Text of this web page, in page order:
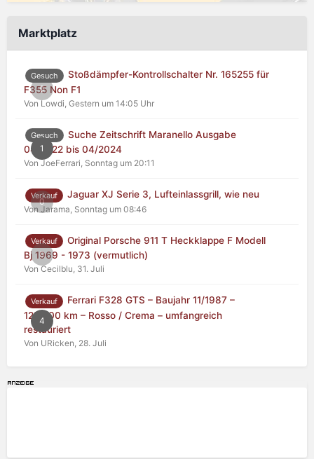
Marktplatz
0
Gesuch
Stoßdämpfer-Kontrollschalter Nr. 165255 für
F355 Non F1
Von Lowdi, Gestern um 14:05 Uhr
1
Gesuch
Suche Zeitschrift Maranello Ausgabe
04/2022 bis 04/2024
Von JoeFerrari, Sonntag um 20:11
0
Verkauf Jaguar XJ Serie 3, Lufteinlassgrill, wie neu
Von Jarama, Sonntag um 08:46
0
Verkauf
Original Porsche 911 T Heckklappe F Modell
Bj 1969 - 1973 (vermutlich)
Von Cecilblu, 31. Juli
4
Verkauf
Ferrari F328 GTS – Baujahr 11/1987 –
125.000 km – Rosso / Crema – umfangreich
restauriert
Von URicken, 28. Juli